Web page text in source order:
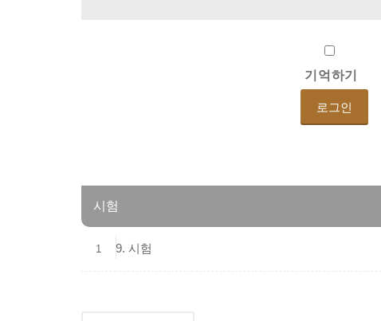
기억하기
시험
1 9. 시험